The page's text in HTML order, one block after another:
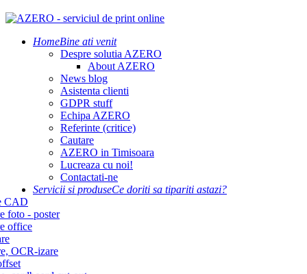
HomeBine ati venit
Despre solutia AZERO
About AZERO
News blog
Asistenta clienti
GDPR stuff
Echipa AZERO
Referinte (critice)
Cautare
AZERO in Timisoara
Lucreaza cu noi!
Contactati-ne
Servicii si produseCe doriti sa tipariti astazi?
CAD
foto - poster
office
OCR-izare